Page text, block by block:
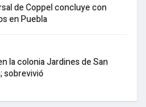
de Coppel concluye con
en Puebla
la colonia Jardines de San
sobrevivió